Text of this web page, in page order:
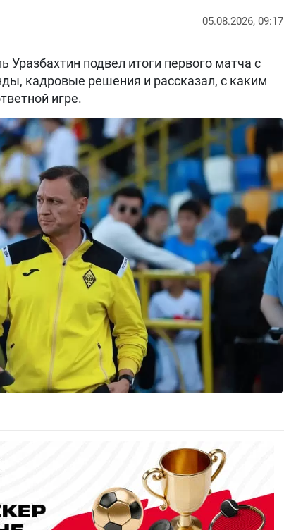
05.08.2026, 09:17
Уразбахтин подвел итоги первого матча с
кадровые решения и рассказал, с каким
игре.